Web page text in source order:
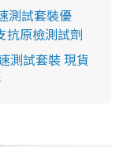
測試套裝優
抗原檢測試劑
測試套裝 現貨